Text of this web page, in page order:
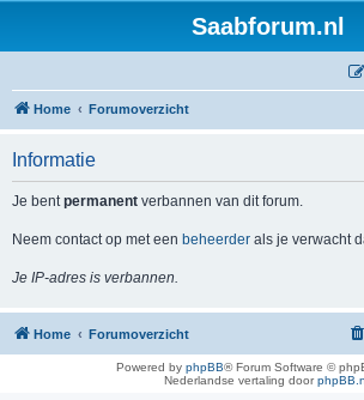
Saabforum.nl
Home Forumoverzicht
Informatie
Je bentpermanent verbannen van dit forum.
Neem contact op met een beheerder als je verwacht
Je IP-adres is verbannen.
Home Forumoverzicht
Powered by phpBB® Forum Software ©
Nederlandse vertaling door